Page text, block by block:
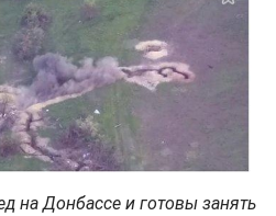
на Донбассе и готовы занять